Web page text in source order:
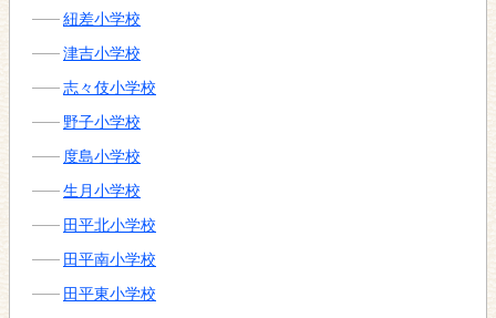
紐差小学校
津吉小学校
志々伎小学校
野子小学校
度島小学校
生月小学校
田平北小学校
田平南小学校
田平東小学校